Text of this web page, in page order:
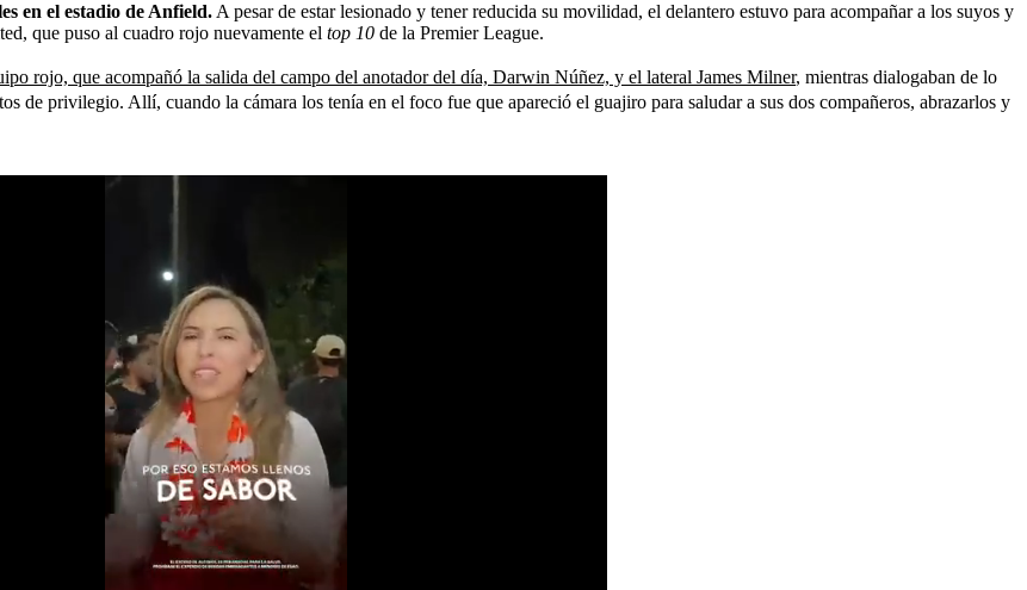
en el estadio de Anfield. A pesar de estar lesionado y tener reducida su movilidad, el delantero estuvo para acompañar a los suyos y
que puso al cuadro rojo nuevamente el top 10 de la Premier League.
rojo, que acompañó la salida del campo del anotador del día, Darwin Núñez, y el lateral James Milner, mientras dialogaban de lo
de privilegio. Allí, cuando la cámara los tenía en el foco fue que apareció el guajiro para saludar a sus dos compañeros, abrazarlos y